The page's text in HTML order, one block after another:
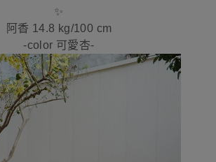
✨
阿香 14.8 kg/100 cm
-color 可愛杏-